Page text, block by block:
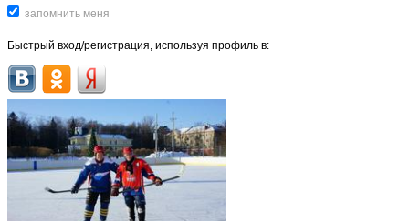
Быстрый вход/регистрация, используя профиль в: